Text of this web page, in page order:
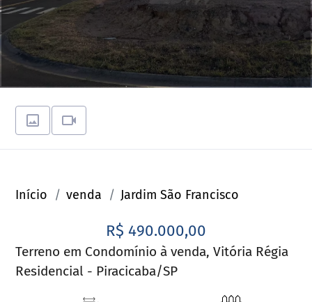
Início venda Jardim São Francisco
R$ 490.000,00
Terreno em Condomínio à venda, Vitória Régia
Residencial - Piracicaba/SP